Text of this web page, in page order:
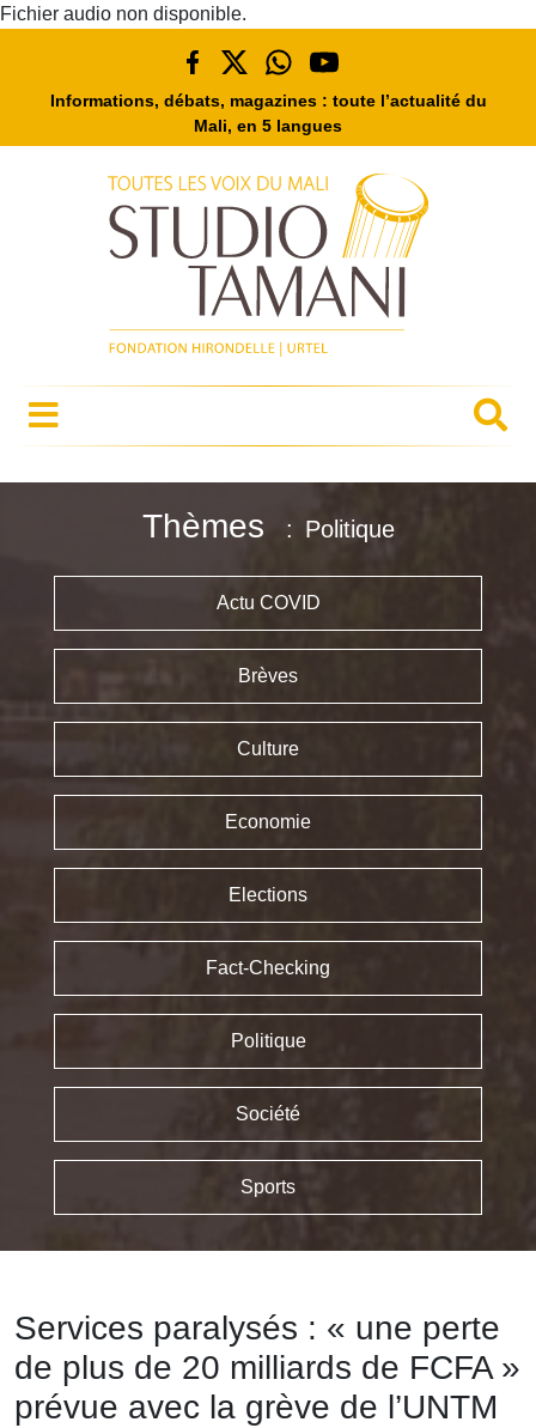
Fichier audio non disponible.
Informations, débats, magazines : toute l’actualité du
Mali, en 5 langues
Thèmes Politique
Actu COVID
Brèves
Culture
Economie
Elections
Fact-Checking
Politique
Société
Sports
Services paralysés : « une perte
de plus de 20 milliards de FCFA »
prévue avec la grève de l’UNTM